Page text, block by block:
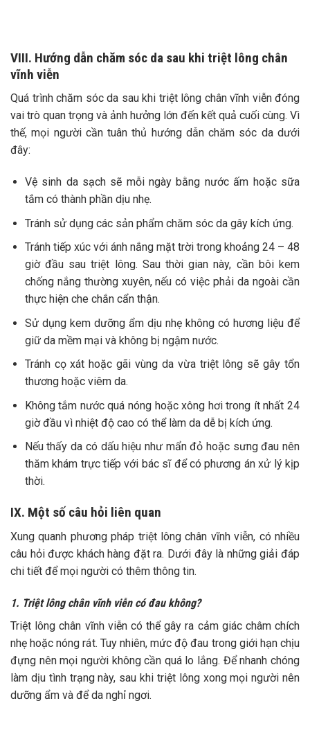
VIII. Hướng dẫn chăm sóc da sau khi triệt lông chân
vĩnh viễn
Quá trình chăm sóc da sau khi triệt lông chân vĩnh viễn đóng
vai trò quan trọng và ảnh hưởng lớn đến kết quả cuối cùng. Vì
thế, mọi người cần tuân thủ hướng dẫn chăm sóc da dưới
đây:
Vệ sinh da sạch sẽ mỗi ngày bằng nước ấm hoặc sữa
tắm có thành phần dịu nhẹ.
Tránh sử dụng các sản phẩm chăm sóc da gây kích ứng.
Tránh tiếp xúc với ánh nắng mặt trời trong khoảng 24 – 48
giờ đầu sau triệt lông. Sau thời gian này, cần bôi kem
chống nắng thường xuyên, nếu có việc phải da ngoài cần
thực hiện che chắn cẩn thận.
Sử dụng kem dưỡng ẩm dịu nhẹ không có hương liệu để
giữ da mềm mại và không bị ngậm nước.
Tránh cọ xát hoặc gãi vùng da vừa triệt lông sẽ gây tổn
thương hoặc viêm da.
Không tắm nước quá nóng hoặc xông hơi trong ít nhất 24
giờ đầu vì nhiệt độ cao có thể làm da dễ bị kích ứng.
Nếu thấy da có dấu hiệu như mẩn đỏ hoặc sưng đau nên
thăm khám trực tiếp với bác sĩ để có phương án xử lý kịp
thời.
IX. Một số câu hỏi liên quan
Xung quanh phương pháp triệt lông chân vĩnh viễn, có nhiều
câu hỏi được khách hàng đặt ra. Dưới đây là những giải đáp
chi tiết để mọi người có thêm thông tin.
1. Triệt lông chân vĩnh viễn có đau không?
Triệt lông chân vĩnh viễn có thể gây ra cảm giác châm chích
nhẹ hoặc nóng rát. Tuy nhiên, mức độ đau trong giới hạn chịu
đựng nên mọi người không cần quá lo lắng. Để nhanh chóng
làm dịu tình trạng này, sau khi triệt lông xong mọi người nên
dưỡng ẩm và để da nghỉ ngơi.